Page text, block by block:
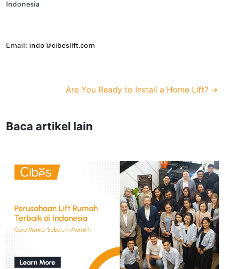
Indonesia
Email: indo@cibeslift.com
Are You Ready to Install a Home Lift?
Baca artikel lain